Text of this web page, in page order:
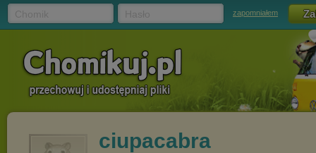
zapomniałem
ciupacabra